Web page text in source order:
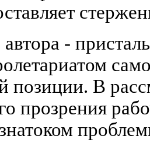
автора -
позиции. В
прозрения